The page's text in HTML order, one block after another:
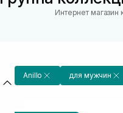
Интернет магазин
Anillo для мужчин